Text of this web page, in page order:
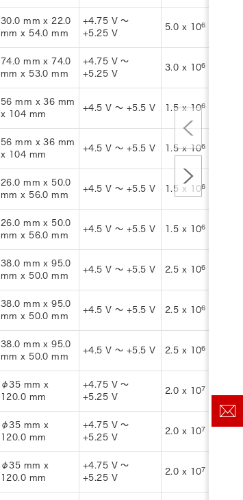
30.0 mm x 22.0
mm x 54.0 mm
+4.75 V ～
+5.25 V
5.0 x 106
74.0 mm x 74.0
mm x 53.0 mm
+4.75 V ～
+5.25 V
3.0 x 106
56 mm x 36 mm
x 104 mm
+4.5 V ～ +5.5 V 1.5 x 106
56 mm x 36 mm
x 104 mm
+4.5 V ～ +5.5 V 1.5 x 106
26.0 mm x 50.0
mm x 56.0 mm
+4.5 V ～ +5.5 V 1.5 x 106
26.0 mm x 50.0
mm x 56.0 mm
+4.5 V ～ +5.5 V 1.5 x 106
38.0 mm x 95.0
mm x 50.0 mm
+4.5 V ～ +5.5 V 2.5 x 106
38.0 mm x 95.0
mm x 50.0 mm
+4.5 V ～ +5.5 V 2.5 x 106
38.0 mm x 95.0
mm x 50.0 mm
+4.5 V ～ +5.5 V 2.5 x 106
φ35 mm x
120.0 mm
+4.75 V ～
+5.25 V
2.0 x 107
φ35 mm x
120.0 mm
+4.75 V ～
+5.25 V
2.0 x 107 -1
φ35 mm x
120.0 mm
+4.75 V ～
+5.25 V
2.0 x 107